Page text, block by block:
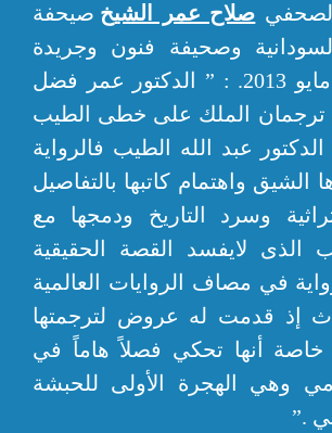
صلاح عمر الشيخ صيحفة
السودانية وصحيفة فنون وجريدة
البلد أعداد 6 مايو 2013. : ” الدكتور عمر فضل
ترجمان الملك على خطى الطيب
عبد الله الطيب فالرواية
واهتمام كاتبها بالتفاصيل
وسرد التاريخ ودمجها مع
الذى لايفسد القصة الحقيقية
في مصاف الروايات العالمية
إذ قدمت له عروض لترجمتها
خاصة أنها تحكي فصلاً هاماً في
وهي الهجرة الأولى للحبشة
.”